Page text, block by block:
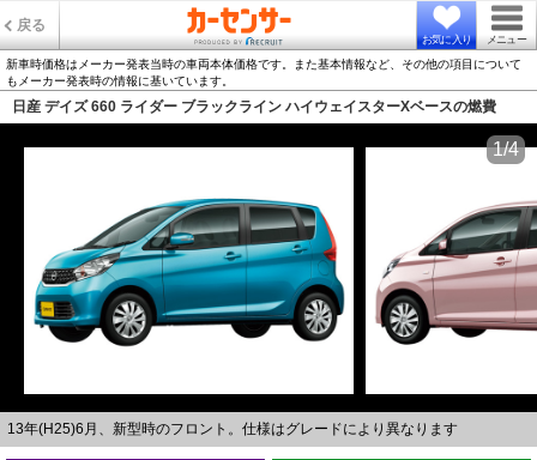
戻る
お気に入り メニュー
新車時価格はメーカー発表当時の車両本体価格です。また基本情報など、その他の項目について
もメーカー発表時の情報に基いています。
日産 デイズ 660 ライダー ブラックライン ハイウェイスターXベースの燃費
13年(H25)6月、新型時のフロント。仕様はグレードにより異なります
1/4